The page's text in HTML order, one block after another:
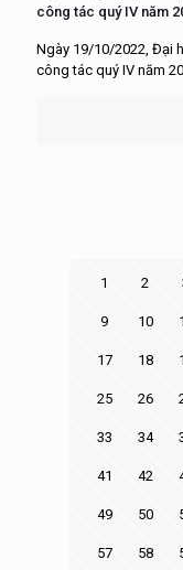
công tác quý IV năm
Ngày 19/10/2022, Đại
công tác quý IV năm
1 2
9 10
17 18
25 26
33 34
41 42
49 50
57 58